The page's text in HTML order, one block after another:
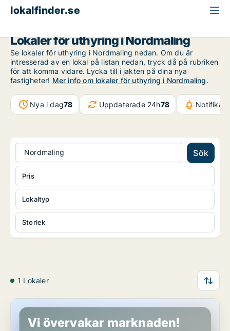
lokalfinder.se
Lokaler för uthyring i Nordmaling
Se lokaler för uthyring i Nordmaling nedan. Om du är
intresserad av en lokal på listan nedan, tryck då på rubriken
för att komma vidare. Lycka till i jakten på dina nya
fastigheter! Mer info om lokaler för uthyring i Nordmaling.
Nya i dag78 Uppdaterade 24h78
Nordmaling Sök
Lokaltyp
Storlek
Pris
1 Lokaler
Kontor i Nordmaling
Vi övervakar marknaden!